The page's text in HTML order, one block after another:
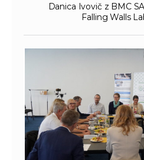
Danica Ivovič z BMC
Falling Walls